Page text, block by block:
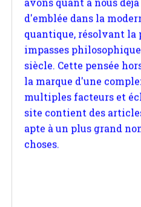
la marque d'une
multiples facteurs et
site contient des
apte à un plus grand
choses.